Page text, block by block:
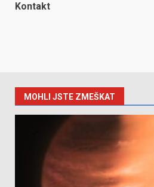
Kontakt
MOHLI JSTE ZMEŠKAT